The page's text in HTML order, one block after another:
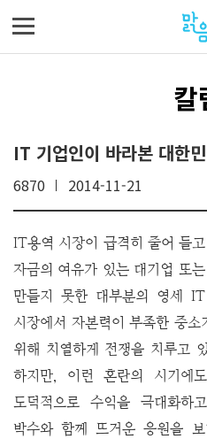
칼
IT 기업인이 바라본 대한
6870 2014-11-21
IT용역 시장이 급격히 줄어 들
자금의 여유가 있는 대기업 또
만들지 못한 대부분의 영세
시장에서 자본력이 부족한 중소
위해 치열하게 전쟁을 치루고
하지만, 이런 혼란의 시기에
도덕적으로 수익을 극대화
박수와 함께 뜨거운 응원을